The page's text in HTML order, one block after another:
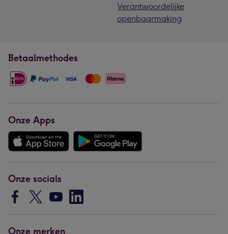
Verantwoordelijke
openbaarmaking
Betaalmethodes
Onze Apps
Onze socials
Onze merken